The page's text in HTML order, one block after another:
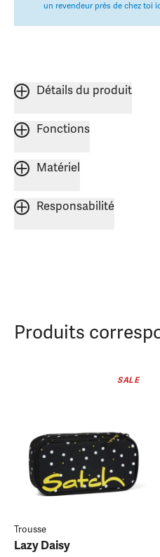
un revendeur près de chez toi
Détails du produit
Fonctions
Matériel
Responsabilité
Produits
SALE
Trousse
Lazy Daisy